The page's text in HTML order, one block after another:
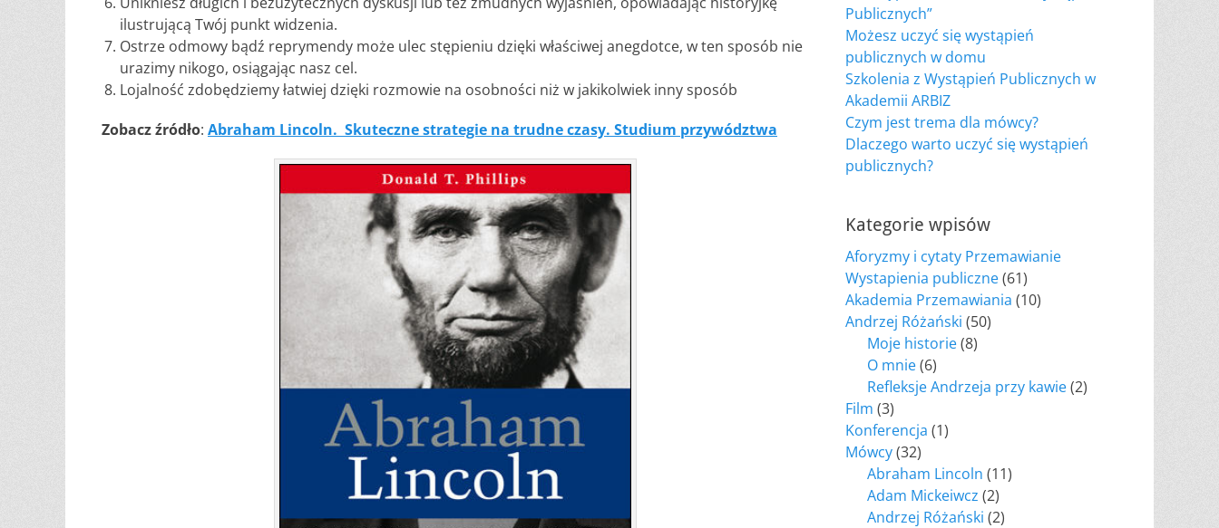
ilustrującą Twój punkt widzenia.
Ostrze odmowy bądź reprymendy może ulec stępieniu dzięki właściwej anegdotce, w ten sposób nie
urazimy nikogo, osiągając nasz cel.
Lojalność zdobędziemy łatwiej dzięki rozmowie na osobności niż w jakikolwiek inny sposób
Zobacz źródło: Abraham Lincoln. Skuteczne strategie na trudne czasy. Studium przywództwa
Publicznych”
Możesz uczyć się wystąpień
publicznych w domu
Szkolenia z Wystąpień Publicznych w
Akademii ARBIZ
Czym jest trema dla mówcy?
Dlaczego warto uczyć się wystąpień
publicznych?
Kategorie wpisów
Aforyzmy i cytaty Przemawianie
Wystapienia publiczne(61)
Akademia Przemawiania (10)
Andrzej Różański (50)
Moje historie(8)
O mnie(6)
Refleksje Andrzeja przy kawie(2)
Film (3)
Konferencja (1)
Mówcy(32)
Abraham Lincoln (11)
Adam Mickeiwcz (2)
Andrzej Różański (2)